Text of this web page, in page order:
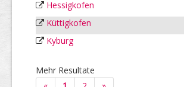
Hessigkofen
Küttigkofen
Kyburg
Mehr Resultate